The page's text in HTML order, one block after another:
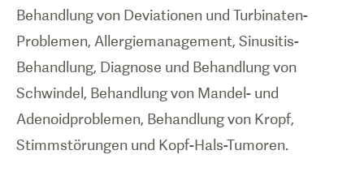
Behandlung von Deviationen und Turbinaten-
Problemen, Allergiemanagement, Sinusitis-
Behandlung, Diagnose und Behandlung von
Schwindel, Behandlung von Mandel- und
Adenoidproblemen, Behandlung von Kropf,
Stimmstörungen und Kopf-Hals-Tumoren.